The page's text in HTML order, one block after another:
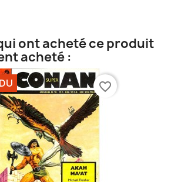
ont acheté ce produit
acheté :
favorite_border